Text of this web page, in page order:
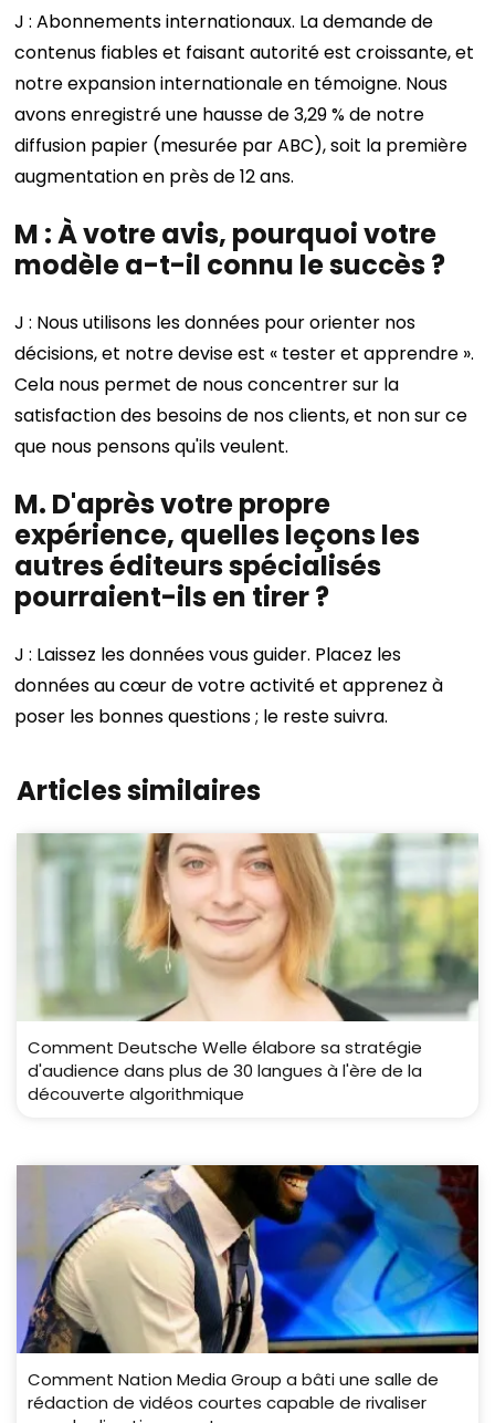
J : Abonnements internationaux. La demande de
contenus fiables et faisant autorité est croissante, et
notre expansion internationale en témoigne. Nous
avons enregistré une hausse de 3,29 % de notre
diffusion papier (mesurée par ABC), soit la première
augmentation en près de 12 ans.
M : À votre avis, pourquoi votre
modèle a-t-il connu le succès ?
J : Nous utilisons les données pour orienter nos
décisions, et notre devise est « tester et apprendre ».
Cela nous permet de nous concentrer sur la
satisfaction des besoins de nos clients, et non sur ce
que nous pensons qu'ils veulent.
M. D'après votre propre
expérience, quelles leçons les
autres éditeurs spécialisés
pourraient-ils en tirer ?
J : Laissez les données vous guider. Placez les
données au cœur de votre activité et apprenez à
poser les bonnes questions ; le reste suivra.
Articles similaires
Comment Deutsche Welle élabore sa stratégie
d'audience dans plus de 30 langues à l'ère de la
découverte algorithmique
Comment Nation Media Group a bâti une salle de
rédaction de vidéos courtes capable de rivaliser